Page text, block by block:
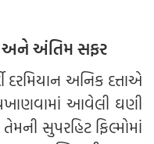
અને અંતિમ સફર
દરમિયાન અનિક દત્તાએ
આવેલી ઘણી
સુપરહિટ ફિલ્મોમાં